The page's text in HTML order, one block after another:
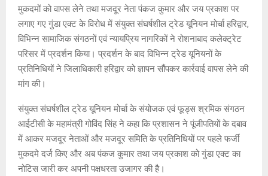
मुकदमों को वापस लेने तथा मजदूर नेता पंकज कुमार और जय प्रकाश पर
लगाए गए गुंडा एक्ट के विरोध में संयुक्त संघर्षशील ट्रेड यूनियन मोर्चा हरिद्वार,
विभिन्न सामाजिक संगठनों एवं न्यायप्रिय नागरिकों ने रोशनाबाद कलेक्ट्रेट
परिसर में प्रदर्शन किया। प्रदर्शन के बाद विभिन्न ट्रेड यूनियनों के
प्रतिनिधियों ने जिलाधिकारी हरिद्वार को ज्ञापन सौंपकर कार्रवाई वापस लेने की
मांग की।
संयुक्त संघर्षशील ट्रेड यूनियन मोर्चा के संयोजक एवं फूड्स श्रमिक संगठन
आईटीसी के महामंत्री गोविंद सिंह ने कहा कि प्रशासन ने पूंजीपतियों के दबाव
में आकर मजदूर नेताओं और मजदूर समिति के प्रतिनिधियों पर पहले फर्जी
मुकदमे दर्ज किए और अब पंकज कुमार तथा जय प्रकाश को गुंडा एक्ट का
नोटिस जारी कर अपनी पक्षधरता उजागर की है।